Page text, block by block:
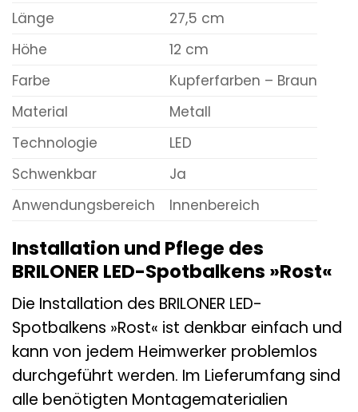
Länge
27,5 cm
Höhe
12 cm
Farbe
Kupferfarben – Braun
Material
Metall
Technologie
LED
Schwenkbar
Ja
Anwendungsbereich
Innenbereich
Installation und Pflege des
BRILONER LED-Spotbalkens »Rost«
Die Installation des BRILONER LED-
Spotbalkens »Rost« ist denkbar einfach und
kann von jedem Heimwerker problemlos
durchgeführt werden. Im Lieferumfang sind
alle benötigten Montagematerialien